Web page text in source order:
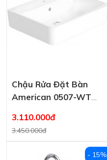
Chậu Rửa Đặt Bàn
American 0507-WT
3.110.000đ
3.450.000đ
- 15%